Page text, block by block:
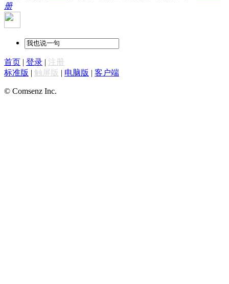
册
首页 | 登录 | 注册
标准版 | 触屏版 | 电脑版 | 客户端
© Comsenz Inc.